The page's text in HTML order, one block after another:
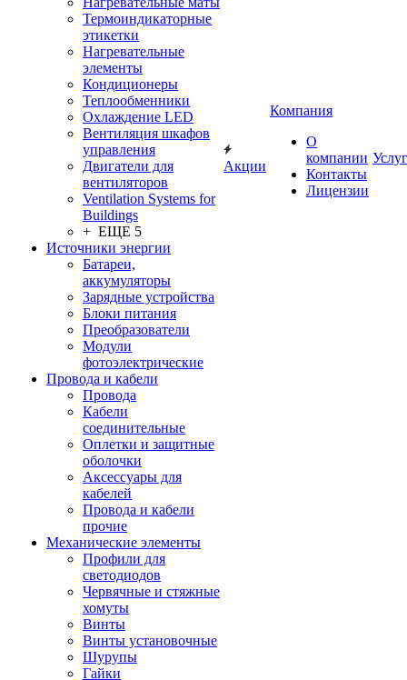
Термоиндикаторные
этикетки
Нагревательные
элементы
Кондиционеры
Теплообменники
Охлаждение LED
Вентиляция шкафов
управления
Двигатели для
вентиляторов
Ventilation Systems for
Buildings
+ ЕЩЕ 5
Источники энергии
Батареи,
аккумуляторы
Зарядные устройства
Блоки питания
Преобразователи
Модули
фотоэлектрические
Провода и кабели
Провода
Кабели
соединительные
Оплетки и защитные
оболочки
Аксессуары для
кабелей
Провода и кабели
прочие
Механические элементы
Профили для
светодиодов
Червячные и стяжные
хомуты
Винты
Винты установочные
Шурупы
Гайки
Акции
Компания
О
компании
Контакты
Лицензии